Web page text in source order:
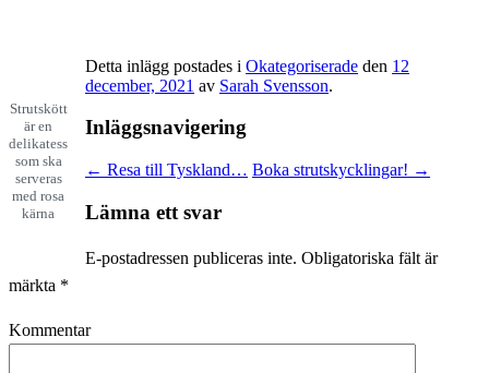
Strutskött
är en
delikatess
som ska
serveras
med rosa
kärna
Detta inlägg postades i Okategoriserade den 12
december, 2021 av Sarah Svensson.
Inläggsnavigering
← Resa till Tyskland… Boka strutskycklingar! →
Lämna ett svar
E-postadressen publiceras inte. Obligatoriska fält är
märkta *
Kommentar